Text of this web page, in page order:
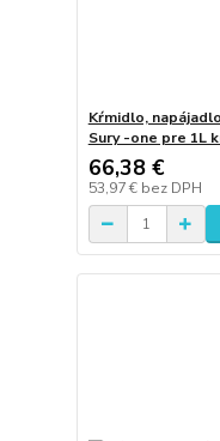
Kŕmidlo,
Sury -one pre 1L
66,38 €
53,97 € bez DPH